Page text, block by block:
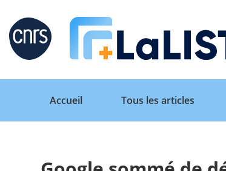
Retour
Accueil
Tous les articles